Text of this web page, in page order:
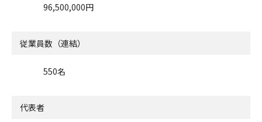
96,500,000円
従業員数（連結）
550名
代表者